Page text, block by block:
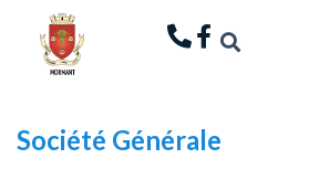
principal
Société Générale